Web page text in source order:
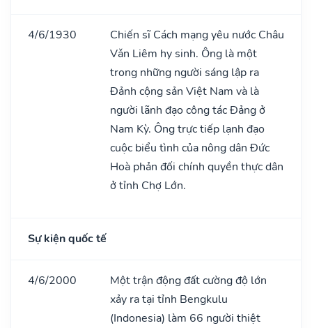
4/6/1930
Chiến sĩ Cách mạng yêu nước Châu
Vǎn Liêm hy sinh. Ông là một
trong những người sáng lập ra
Đảnh cộng sản Việt Nam và là
người lãnh đạo công tác Đảng ở
Nam Kỳ. Ông trực tiếp lạnh đạo
cuộc biểu tình của nông dân Đức
Hoà phản đối chính quyền thực dân
ở tỉnh Chợ Lớn.
Sự kiện quốc tế
4/6/2000
Một trận động đất cường độ lớn
xảy ra tại tỉnh Bengkulu
(Indonesia) làm 66 người thiệt